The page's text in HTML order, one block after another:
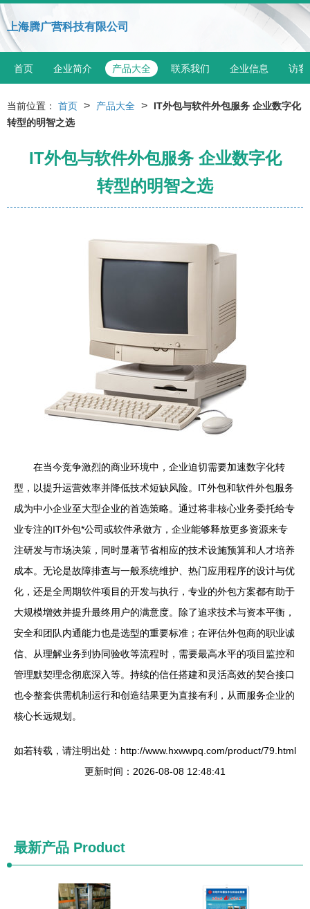
上海腾广营科技有限公司
首页 企业简介 产品大全 联系我们 企业信息 访客
当前位置： 首页 > 产品大全 >
IT外包与软件外包服务 企业数字化
转型的明智之选
IT外包与软件外包服务 企业数字化
转型的明智之选
在当今竞争激烈的商业环境中，企业迫切需要加速数字化转
型，以提升运营效率并降低技术短缺风险。IT外包和软件外包服务
成为中小企业至大型企业的首选策略。通过将非核心业务委托给专
业专注的IT外包*公司或软件承做方，企业能够释放更多资源来专
注研发与市场决策，同时显著节省相应的技术设施预算和人才培养
成本。无论是故障排查与一般系统维护、热门应用程序的设计与优
化，还是全周期软件项目的开发与执行，专业的外包方案都有助于
大规模增效并提升最终用户的满意度。除了追求技术与资本平衡，
安全和团队内通能力也是选型的重要标准；在评估外包商的职业诚
信、从理解业务到协同验收等流程时，需要最高水平的项目监控和
管理默契理念彻底深入等。持续的信任搭建和灵活高效的契合接口
也令整套供需机制运行和创造结果更为直接有利，从而服务企业的
核心长远规划。
如若转载，请注明出处：http://www.hxwwpq.com/product/79.html
更新时间：2026-08-08 12:48:41
最新产品 Product